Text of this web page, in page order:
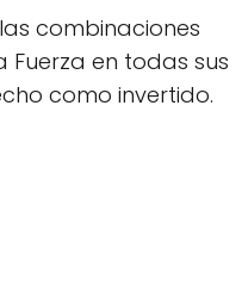
combinaciones
Fuerza en todas sus
como invertido.